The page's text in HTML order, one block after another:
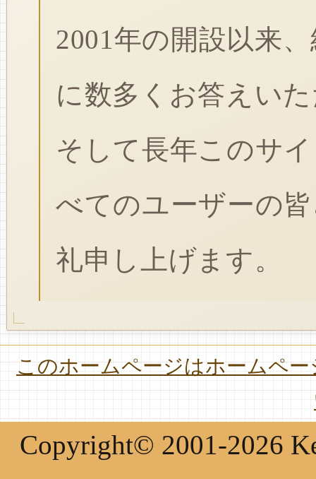
2001年の開設以来
に数多くお答えい
そして長年このサ
べてのユーザーの
礼申し上げます。
このホームページはホームペ
Copyright© 2001-2026